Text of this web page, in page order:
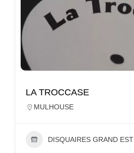
LA TROCCASE
MULHOUSE
DISQUAIRES GRAND EST